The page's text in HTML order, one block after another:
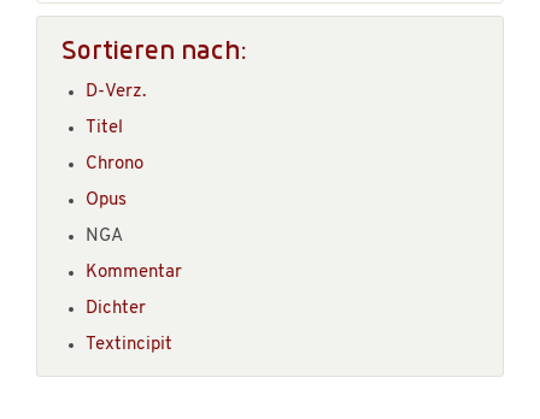
Sortieren nach:
D-Verz.
Titel
Chrono
Opus
NGA
Kommentar
Dichter
Textincipit